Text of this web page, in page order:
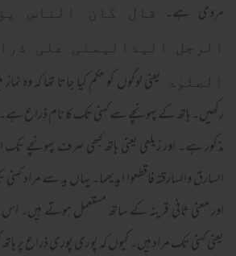
مروی ہے۔
قال کان الناس
الرجل الیدالیمنی علی
الصلوٰۃ
یعنی لوگوں کو حکم کیا جاتا تھا کہ وہ
رکھیں۔ ہاتھ کے پہونچے سے کہنی تک کا نام ذراع ہے۔
مذکور ہے۔ اور زیلعی یعنی ہاتھ کبھی صرف پہونچے تک
السارق والسارقتہ فاقطعوا ایدیھما۔ یہاں ید سے مراد
اور معنی ثانی قرینہ کے ساتھ مستعمل ہوتے ہیں۔
یعنی کہنی تک مراد ہیں۔ کیوں کہ پوری پوری ذراع پر